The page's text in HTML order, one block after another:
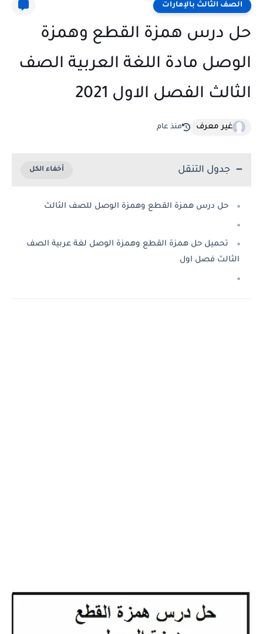
الصف الثالث بالإمارات
حل درس همزة القطع وهمزة
الوصل مادة اللغة العربية الصف
الثالث الفصل الاول 2021
غير معرف منذ عام
جدول التنقل
حل درس همزة القطع وهمزة الوصل للصف الثالث
تحميل حل همزة القطع وهمزة الوصل لغة عربية الصف
الثالث فصل اول